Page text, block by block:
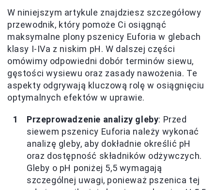
W niniejszym artykule znajdziesz szczegółowy
przewodnik, który pomoże Ci osiągnąć
maksymalne plony pszenicy Euforia w glebach
klasy I-IVa z niskim pH. W dalszej części
omówimy odpowiedni dobór terminów siewu,
gęstości wysiewu oraz zasady nawożenia. Te
aspekty odgrywają kluczową rolę w osiągnięciu
optymalnych efektów w uprawie.
Przeprowadzenie analizy gleby: Przed
siewem pszenicy Euforia należy wykonać
analizę gleby, aby dokładnie określić pH
oraz dostępność składników odżywczych.
Gleby o pH poniżej 5,5 wymagają
szczególnej uwagi, ponieważ pszenica tej